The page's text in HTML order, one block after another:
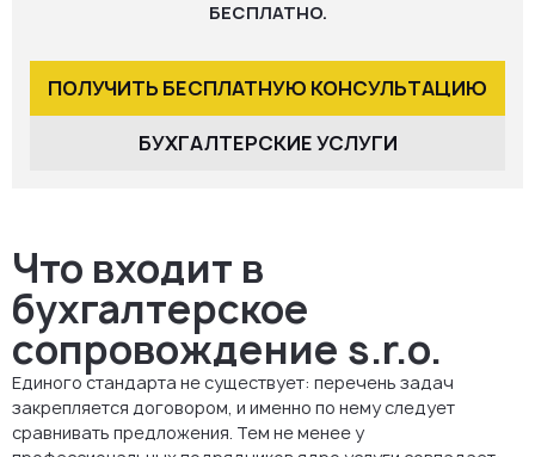
БЕСПЛАТНО.
ПОЛУЧИТЬ БЕСПЛАТНУЮ КОНСУЛЬТАЦИЮ
БУХГАЛТЕРСКИЕ УСЛУГИ
Что входит в
бухгалтерское
сопровождение s.r.o.
Единого стандарта не существует: перечень задач
закрепляется договором, и именно по нему следует
сравнивать предложения. Тем не менее у